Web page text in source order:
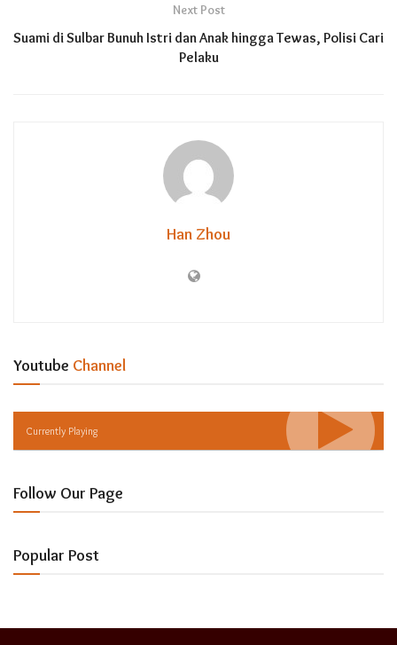
Next Post
Suami di Sulbar Bunuh Istri dan Anak hingga Tewas, Polisi Cari
Pelaku
Han Zhou
Youtube Channel
Currently Playing
Follow Our Page
Popular Post